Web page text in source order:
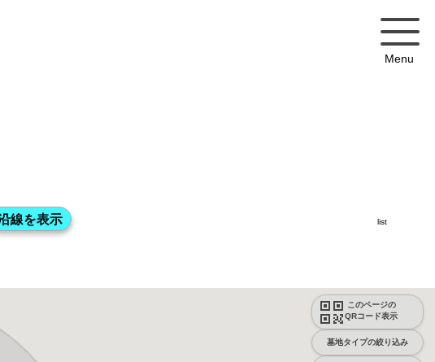
Menu
このページの
QRコード表示
墓地タイプの絞り込み
list